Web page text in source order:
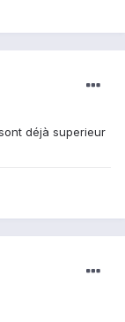
déjà superieur